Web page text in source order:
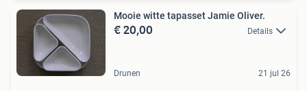
Mooie witte tapasset Jamie Oliver.
€ 20,00 Details
Drunen 21 jul 26